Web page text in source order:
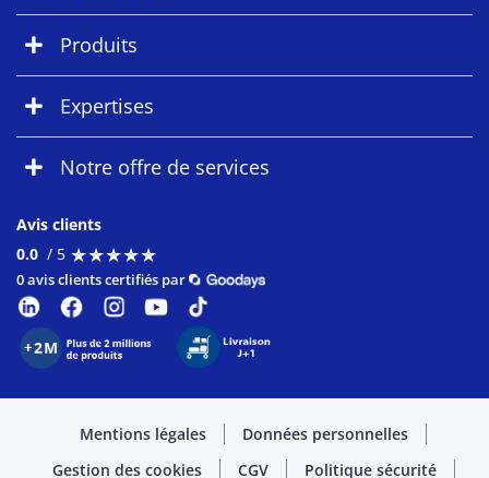
Produits
Expertises
Notre offre de services
Avis clients
0.0 / 5 ★★★★★
★★★★★
0 avis clients certifiés par
Mentions légales
Données personnelles
Gestion des cookies
CGV Politique sécurité